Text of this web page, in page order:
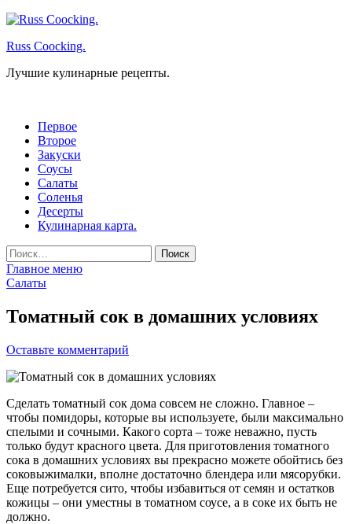
Перейти
содержимому
Russ Coocking.
Лучшие кулинарные рецепты.
Первое
Второе
Закуски
Соусы
Салаты
Соленья
Десерты
Кулинарная карта.
Найти:
Главное меню
Салаты
Томатный сок в домашних условиях
Оставьте комментарий
Сделать томатный сок дома совсем не сложно. Главное –
чтобы помидоры, которые вы используете, были максимально
спелыми и сочными. Какого сорта – тоже неважно, пусть
только будут красного цвета. Для приготовления томатного
сока в домашних условиях вы прекрасно можете обойтись без
соковыжималки, вполне достаточно блендера или мясорубки.
Еще потребуется сито, чтобы избавиться от семян и остатков
кожицы­ – они уместны в томатном соусе, а в соке их быть не
должно.